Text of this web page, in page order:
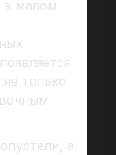
в малом
только
опустели, а